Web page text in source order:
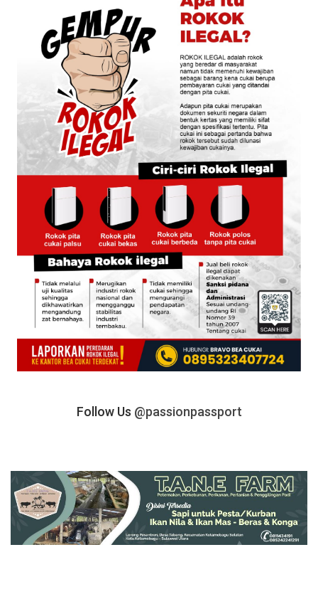
Follow Us @passionpassport